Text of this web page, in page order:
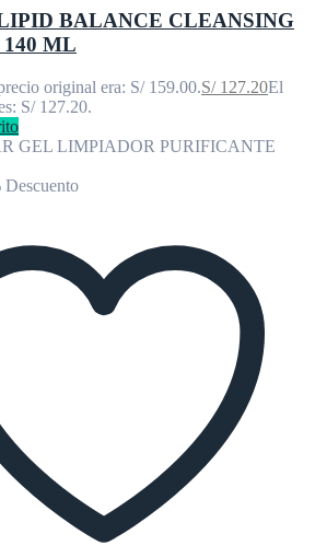
BALANCE CLEANSING
ML
original era: S/ 159.00.S/127.20El
S/ 127.20.
Descuento